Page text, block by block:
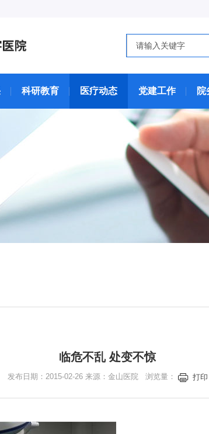
科研教育 医疗动态 党建工作 院
临危不乱 处变不惊
发布日期：2015-02-26 来源：金山医院 浏览量： 打印
临危不乱